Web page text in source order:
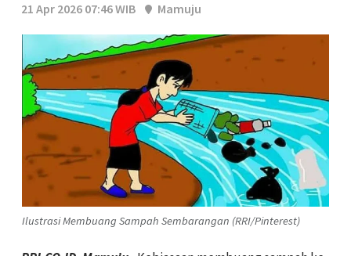
21 Apr 2026 07:46 WIB
Mamuju
Ilustrasi Membuang Sampah Sembarangan (RRI/Pinterest)